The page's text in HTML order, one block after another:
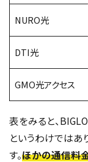
NURO光
DTI光
GMO光アクセス
表をみると、
というわけではあ
す。ほかの通信料